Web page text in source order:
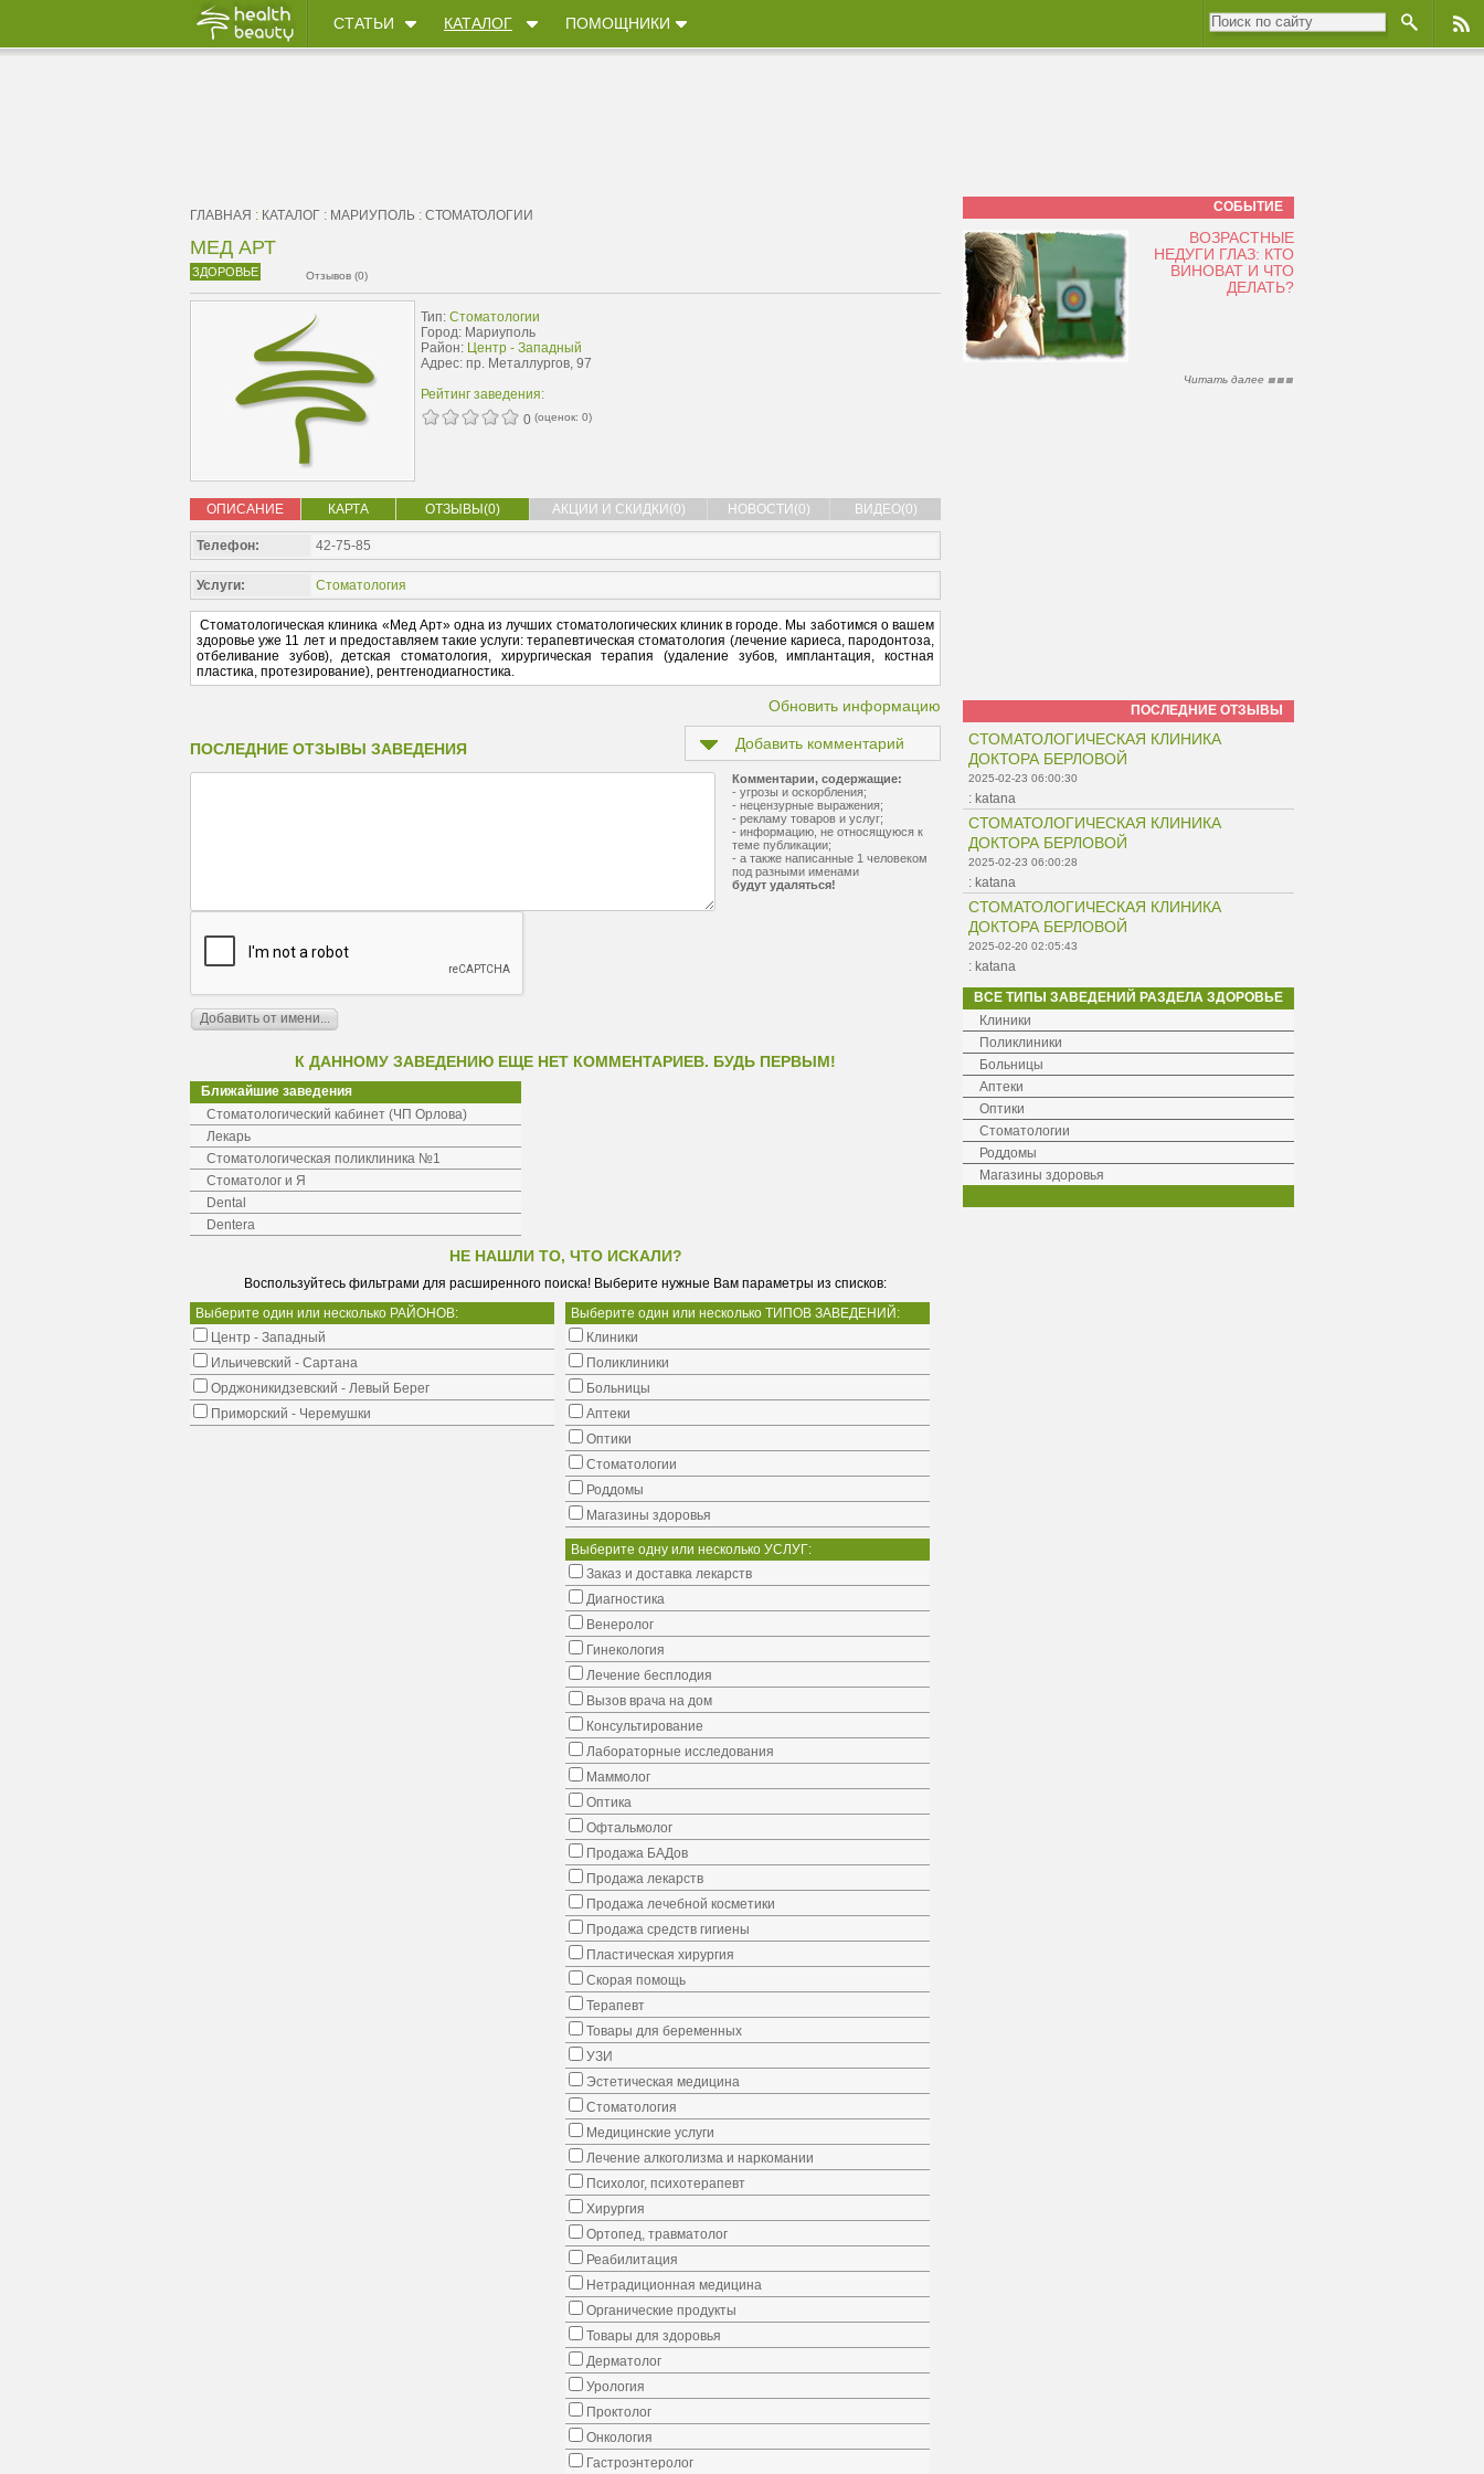
СТАТЬИ КАТАЛОГ ПОМОЩНИКИ
ГЛАВНАЯ : КАТАЛОГ : МАРИУПОЛЬ : СТОМАТОЛОГИИ
МЕД АРТ
ЗДОРОВЬЕ Отзывов (0)
Тип: Стоматологии
Город: Мариуполь
Район: Центр - Западный
Адрес: пр. Металлургов, 97
Рейтинг заведения:
0 (оценок: 0)
ОПИСАНИЕ КАРТА ОТЗЫВЫ(0) АКЦИИ И СКИДКИ(0) НОВОСТИ(0) ВИДЕО(0)
Телефон: 42-75-85
Услуги: Стоматология
Стоматологическая клиника «Мед Арт» одна из лучших стоматологических клиник в городе. Мы заботимся о вашем
здоровье уже 11 лет и предоставляем такие услуги: терапевтическая стоматология (лечение кариеса, пародонтоза,
отбеливание зубов), детская стоматология, хирургическая терапия (удаление зубов, имплантация, костная
пластика, протезирование), рентгенодиагностика.
Обновить информацию
ПОСЛЕДНИЕ ОТЗЫВЫ ЗАВЕДЕНИЯ Добавить комментарий
Комментарии, содержащие:
- угрозы и оскорбления;
- нецензурные выражения;
- рекламу товаров и услуг;
- информацию, не относящуюся к
теме публикации;
- а также написанные 1 человеком
под разными именами
будут удаляться!
К ДАННОМУ ЗАВЕДЕНИЮ ЕЩЕ НЕТ КОММЕНТАРИЕВ. БУДЬ ПЕРВЫМ!
Ближайшие заведения
Стоматологический кабинет (ЧП Орлова)
Лекарь
Стоматологическая поликлиника №1
Стоматолог и Я
Dental
Dentera
НЕ НАШЛИ ТО, ЧТО ИСКАЛИ?
Воспользуйтесь фильтрами для расширенного поиска! Выберите нужные Вам параметры из списков:
Выберите один или несколько РАЙОНОВ:
Центр - Западный
Ильичевский - Сартана
Орджоникидзевский - Левый Берег
Приморский - Черемушки
Выберите один или несколько ТИПОВ ЗАВЕДЕНИЙ:
Клиники
Поликлиники
Больницы
Аптеки
Оптики
Стоматологии
Роддомы
Магазины здоровья
Выберите одну или несколько УСЛУГ:
Заказ и доставка лекарств
Диагностика
Венеролог
Гинекология
Лечение бесплодия
Вызов врача на дом
Консультирование
Лабораторные исследования
Маммолог
Оптика
Офтальмолог
Продажа БАДов
Продажа лекарств
Продажа лечебной косметики
Продажа средств гигиены
Пластическая хирургия
Скорая помощь
Терапевт
Товары для беременных
УЗИ
Эстетическая медицина
Стоматология
Медицинские услуги
Лечение алкоголизма и наркомании
Психолог, психотерапевт
Хирургия
Ортопед, травматолог
Реабилитация
Нетрадиционная медицина
Органические продукты
Товары для здоровья
Дерматолог
Урология
Проктолог
Онкология
Гастроэнтеролог
СОБЫТИЕ
ВОЗРАСТНЫЕ
НЕДУГИ ГЛАЗ: КТО
ВИНОВАТ И ЧТО
ДЕЛАТЬ?
Читать далее
ПОСЛЕДНИЕ ОТЗЫВЫ
СТОМАТОЛОГИЧЕСКАЯ КЛИНИКА
ДОКТОРА БЕРЛОВОЙ
2025-02-23 06:00:30
: katana
СТОМАТОЛОГИЧЕСКАЯ КЛИНИКА
ДОКТОРА БЕРЛОВОЙ
2025-02-23 06:00:28
: katana
СТОМАТОЛОГИЧЕСКАЯ КЛИНИКА
ДОКТОРА БЕРЛОВОЙ
2025-02-20 02:05:43
: katana
ВСЕ ТИПЫ ЗАВЕДЕНИЙ РАЗДЕЛА ЗДОРОВЬЕ
Клиники
Поликлиники
Больницы
Аптеки
Оптики
Стоматологии
Роддомы
Магазины здоровья